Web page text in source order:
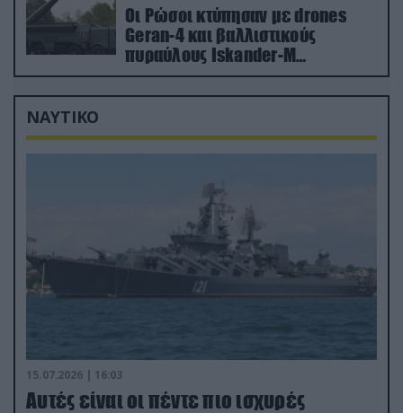
Οι Ρώσοι κτύπησαν με drones
Geran-4 και βαλλιστικούς
πυραύλους Iskander-M
ουκρανικό τρένο με στρατιωτικό
εξοπλισμό
ΝΑΥΤΙΚΟ
15.07.2026 | 16:03
Aυτές είναι οι πέντε πιο ισχυρές